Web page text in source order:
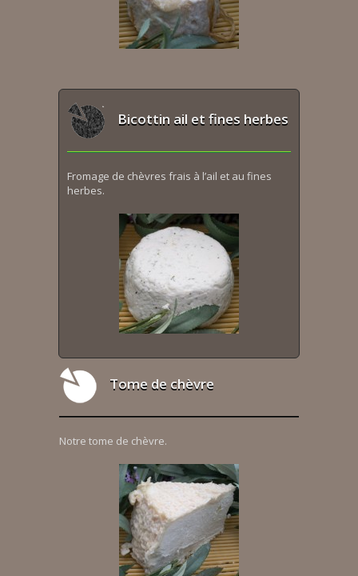
Bicottin ail et fines herbes
Fromage de chèvres frais à l’ail et au fines
herbes.
Tome de chèvre
Notre tome de chèvre.